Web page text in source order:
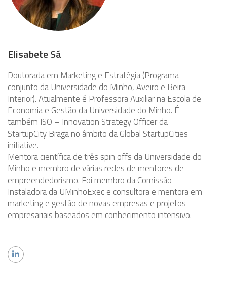
Elisabete Sá
Doutorada em Marketing e Estratégia (Programa
conjunto da Universidade do Minho, Aveiro e Beira
Interior). Atualmente é Professora Auxiliar na Escola de
Economia e Gestão da Universidade do Minho. É
também ISO – Innovation Strategy Officer da
StartupCity Braga no âmbito da Global StartupCities
initiative.
Mentora científica de três spin offs da Universidade do
Minho e membro de várias redes de mentores de
empreendedorismo. Foi membro da Comissão
Instaladora da UMinhoExec e consultora e mentora em
marketing e gestão de novas empresas e projetos
empresariais baseados em conhecimento intensivo.